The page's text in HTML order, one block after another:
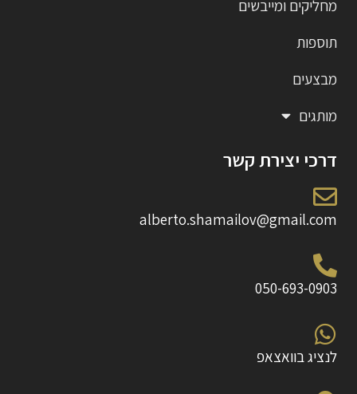
מחליקים ומייבשים
תוספות
מבצעים
מותגים
דרכי יצירת קשר
alberto.shamailov@gmail.com
050-693-0903
לנציג בוואצאפ